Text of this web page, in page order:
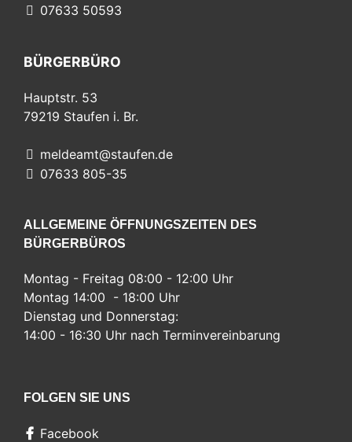
07633 50593
BÜRGERBÜRO
Hauptstr. 53
79219 Staufen i. Br.
meldeamt@staufen.de
07633 805-35
ALLGEMEINE ÖFFNUNGSZEITEN DES
BÜRGERBÜROS
Montag - Freitag 08:00 - 12:00 Uhr
Montag 14:00 - 18:00 Uhr
Dienstag und Donnerstag:
14:00 - 16:30 Uhr nach Terminvereinbarung
FOLGEN SIE UNS
Facebook